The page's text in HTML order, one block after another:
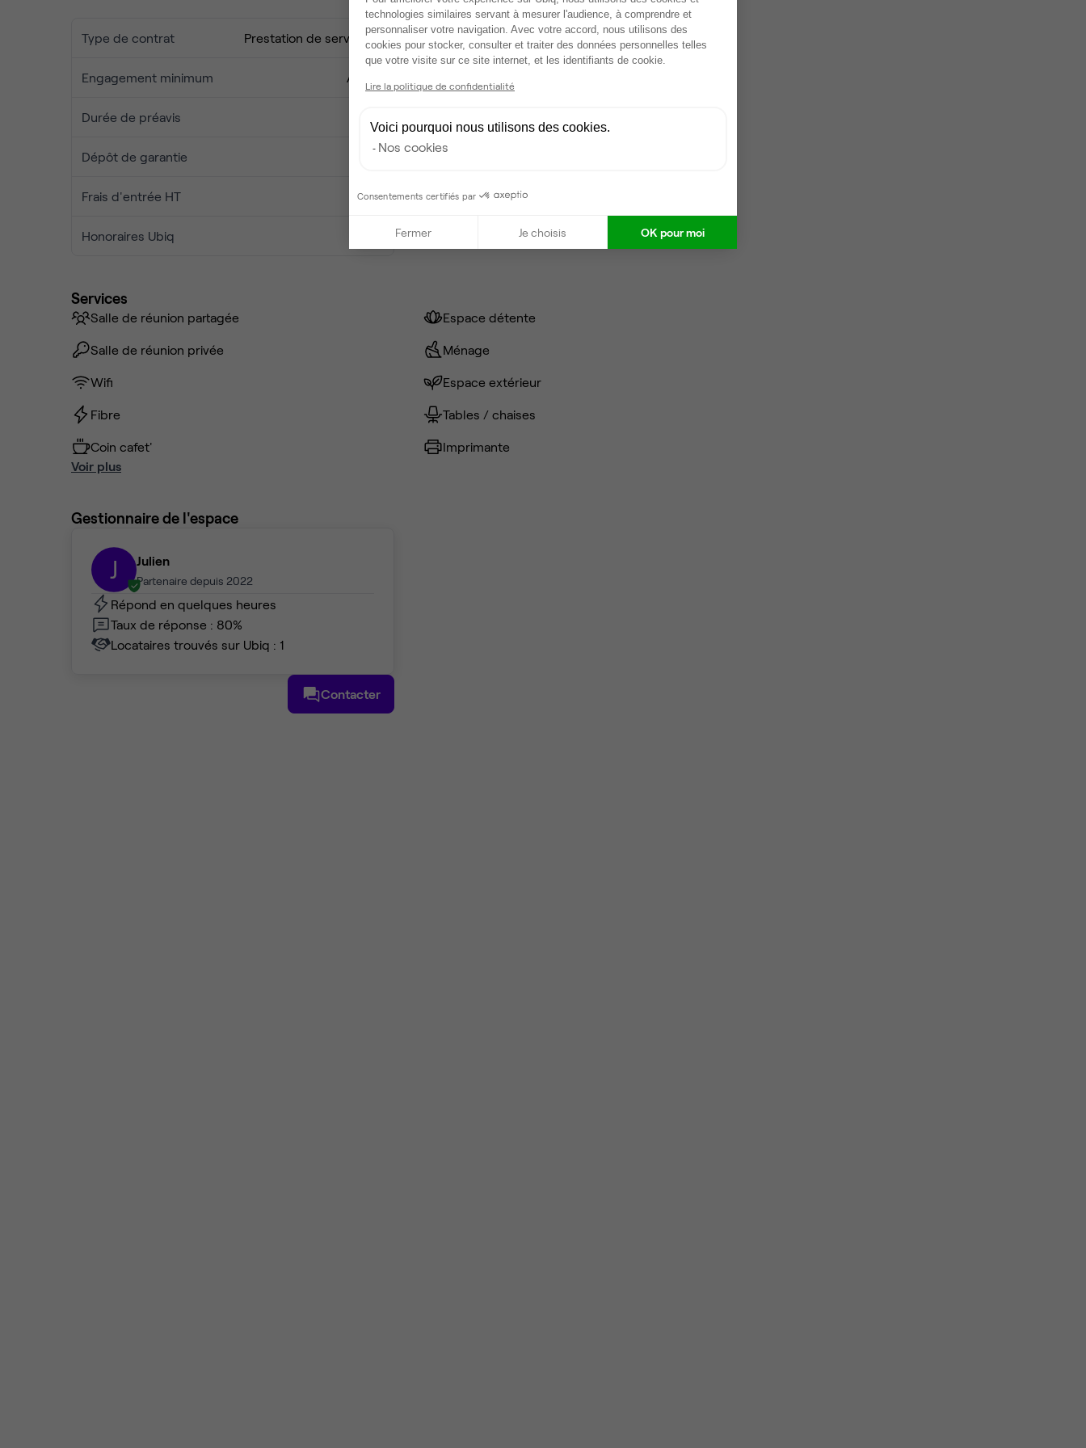
Type de contrat Prestation de service
Engagement minimum Aucun
Durée de préavis
Dépôt de garantie 1 mois
Frais d'entrée HT 0 €
Honoraires Ubiq
Services
Salle de réunion partagée
Salle de réunion privée
Wifi
Fibre
Coin cafet'
Espace détente
Ménage
Espace extérieur
Tables / chaises
Imprimante
Voir plus
Gestionnaire de l'espace
J Julien
Partenaire depuis 2022
Répond en quelques heures
Taux de réponse : 80%
Locataires trouvés sur Ubiq : 1
Contacter
technologies similaires servant à mesurer l'audience, à comprendre et
personnaliser votre navigation. Avec votre accord, nous utilisons des
cookies pour stocker, consulter et traiter des données personnelles telles
que votre visite sur ce site internet, et les identifiants de cookie.
Lire la politique de confidentialité
Voici pourquoi nous utilisons des cookies.
Nos cookies
Consentements certifiés par
Fermer Je choisis OK pour moi
Axeptio consent